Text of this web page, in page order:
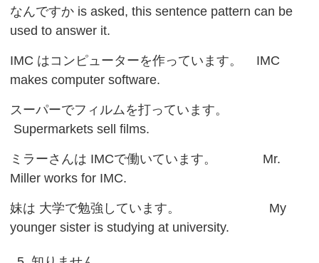
なんですか is asked, this sentence pattern can be
used to answer it.
IMC はコンピューターを作っています。 IMC
makes computer software.
スーパーでフィルムを打っています。
Supermarkets sell films.
ミラーさんは IMCで働いています。 Mr.
Miller works for IMC.
妹は 大学で勉強しています。 My
younger sister is studying at university.